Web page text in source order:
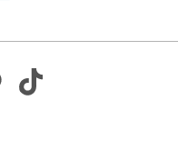
TikTok